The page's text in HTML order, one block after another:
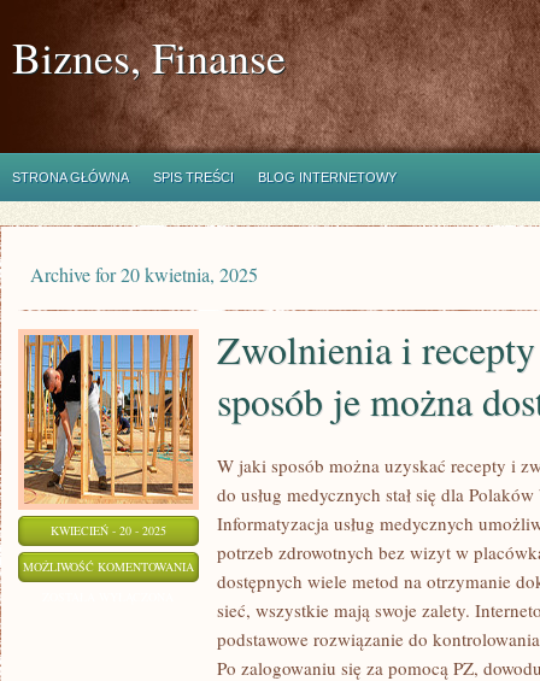
Biznes, Finanse
STRONA GŁÓWNA SPIS TREŚCI BLOG INTERNETOWY
Archive for 20 kwietnia, 2025
KWIECIEŃ - 20 - 2025
MOŻLIWOŚĆ KOMENTOWANIA ZWOLNIENIA
Zwolnienia i
sposób je można
W jaki sposób można uzyskać recepty i
do usług medycznych stał się dla
Informatyzacja usług medycznych
potrzeb zdrowotnych bez wizyt w
dostępnych wiele metod na otrzymanie
sieć, wszystkie mają swoje zalety.
podstawowe rozwiązanie do
Po zalogowaniu się za pomocą PZ,